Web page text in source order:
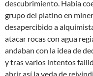
descubrimiento. Había
grupo del platino en
desapercibido a
atacar rocas con agua
andaban con la idea de
y tras varios intentos
abrir así la veda de